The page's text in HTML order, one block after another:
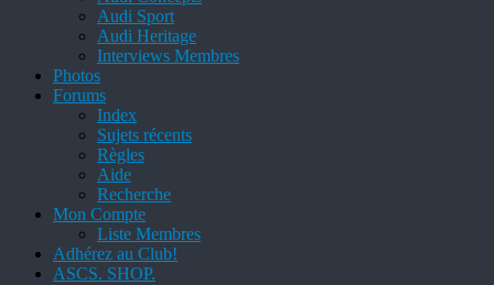
Audi Sport
Audi Heritage
Interviews Membres
Photos
Forums
Index
Sujets récents
Règles
Aide
Recherche
Mon Compte
Liste Membres
Adhérez au Club!
ASCS. SHOP.